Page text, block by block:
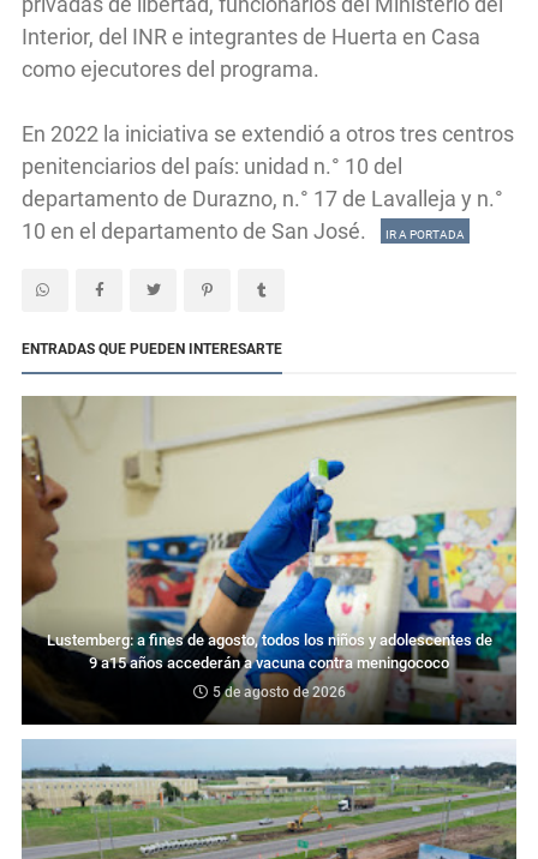
Interior, del INR e integrantes de Huerta en Casa
como ejecutores del programa.
En 2022 la iniciativa se extendió a otros tres centros
penitenciarios del país: unidad n.° 10 del
departamento de Durazno, n.° 17 de Lavalleja y n.°
10 en el departamento de San José.
IR A PORTADA
ENTRADAS QUE PUEDEN INTERESARTE
Lustemberg: a fines de agosto, todos los niños y adolescentes de
9 a15 años accederán a vacuna contra meningococo
5 de agosto de 2026